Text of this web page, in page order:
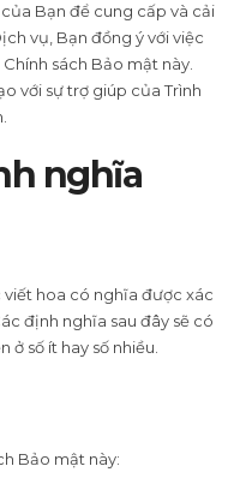
Bạn để cung cấp và cải
vụ, Bạn đồng ý với việc
sách Bảo mật này.
với sự trợ giúp của Trình
nghĩa
hoa có nghĩa được xác
định nghĩa sau đây sẽ có
ở số ít hay số nhiều.
Bảo mật này: